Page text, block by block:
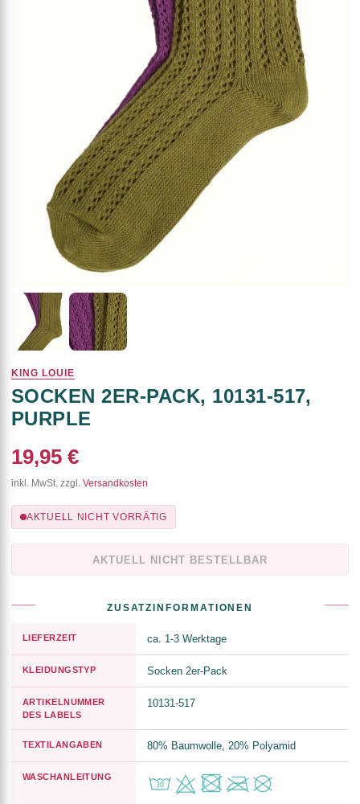
KING LOUIE
SOCKEN 2ER-PACK, 10131-517,
PURPLE
19,95 €
inkl. MwSt. zzgl. Versandkosten
AKTUELL NICHT VORRÄTIG
AKTUELL NICHT BESTELLBAR
ZUSATZINFORMATIONEN
LIEFERZEIT ca. 1-3 Werktage
KLEIDUNGSTYP Socken 2er-Pack
ARTIKELNUMMER
DES LABELS
10131-517
TEXTILANGABEN 80% Baumwolle, 20% Polyamid
WASCHANLEITUNG